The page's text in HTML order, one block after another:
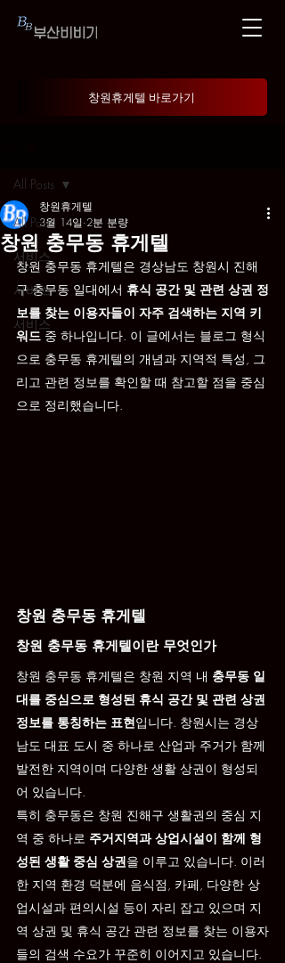
창원휴게텔 바로가기
All Posts
서비스
서비스
서비스
All Posts
창원 충무동 휴게텔
창원휴게텔
3월 14일 2분 분량
창원 충무동 휴게텔은 경상남도 창원시 진해
구 충무동 일대에서 휴식 공간 및 관련 상권 정
보를 찾는 이용자들이 자주 검색하는 지역 키
워드 중 하나입니다. 이 글에서는 블로그 형식
으로 충무동 휴게텔의 개념과 지역적 특성, 그
리고 관련 정보를 확인할 때 참고할 점을 중심
으로 정리했습니다.
창원 충무동 휴게텔
창원 충무동 휴게텔이란 무엇인가
창원 충무동 휴게텔은 창원 지역 내 충무동 일
대를 중심으로 형성된 휴식 공간 및 관련 상권
정보를 통칭하는 표현입니다. 창원시는 경상
남도 대표 도시 중 하나로 산업과 주거가 함께
발전한 지역이며 다양한 생활 상권이 형성되
어 있습니다.
특히 충무동은 창원 진해구 생활권의 중심 지
역 중 하나로 주거지역과 상업시설이 함께 형
성된 생활 중심 상권을 이루고 있습니다. 이러
한 지역 환경 덕분에 음식점, 카페, 다양한 상
업시설과 편의시설 등이 자리 잡고 있으며 지
역 상권 및 휴식 공간 관련 정보를 찾는 이용자
들의 검색 수요가 꾸준히 이어지고 있습니다.